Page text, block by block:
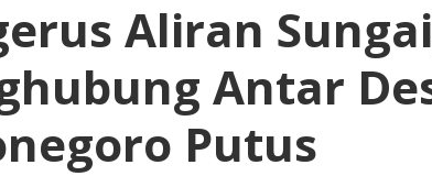
Jembatan
Penghubung
Desa
Bojonegoro
Putus
Aliran
Antar
Putus